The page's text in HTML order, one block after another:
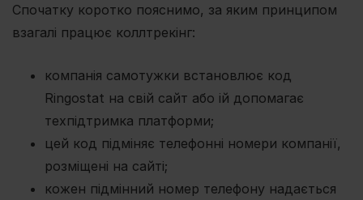
Спочатку коротко пояснимо, за яким принципом
взагалі працює коллтрекінг:
компанія самотужки встановлює код
Ringostat на свій сайт або ій допомагає
техпідтримка платформи;
цей код підміняє телефонні номери компанії,
розміщені на сайті;
кожен підмінний номер телефону надається